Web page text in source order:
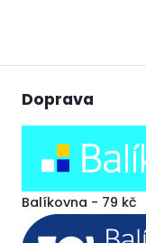
Doprava
Balíkovna - 79 kč